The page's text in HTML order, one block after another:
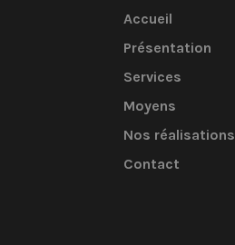
Accueil
Présentation
Services
Moyens
Nos réalisations
Contact